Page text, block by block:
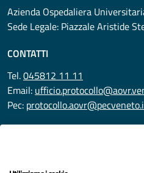
Azienda Ospedaliera
Sede Legale: Piazzale Aristide
CONTATTI
Tel.045812 11 11
Email:
Pec: